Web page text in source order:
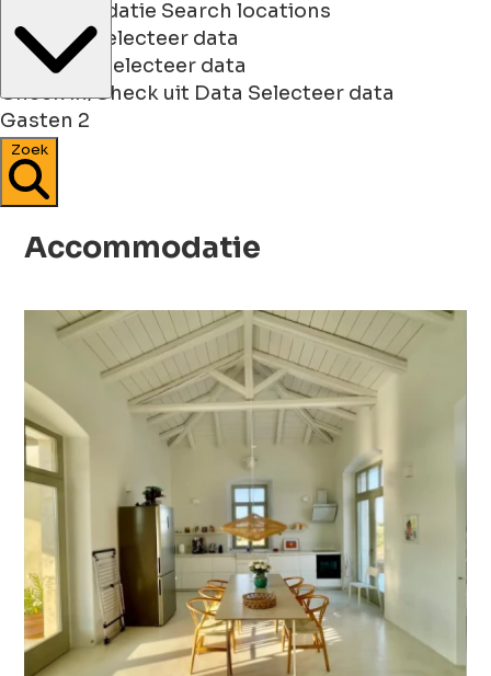
Accommodatie Search locations
Check inSelecteer data
Check uit
Selecteer data
Check in/Check uit Data Selecteer data
Gasten 2
Zoek
Accommodatie